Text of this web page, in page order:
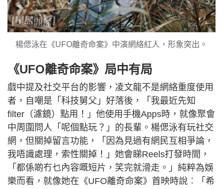
楊偲泳在《UFO離奇命案》中演網絡紅人，形象突出。
《UFO離奇命案》局中有局
戲中提及社交平台的影響，凌文龍不是網絡重度使用
者，自嘲是「科技舅父」好落後，「我最近先知
filter（濾鏡）點用！」他使用手機Apps時，就像聚會
中周圍問人「呢個點玩？」的長輩。楊偲泳有玩社交
網，但關掉留言功能，「因為見過有網民互相爭論，
我唔識處理，索性關掉！」她會睇Reels打發時間，
「都係啲冇乜內容嘅短片，笑完就滑走。」純粹為娛
樂而看，就像她在《UFO離奇命案》首映時說︰「希